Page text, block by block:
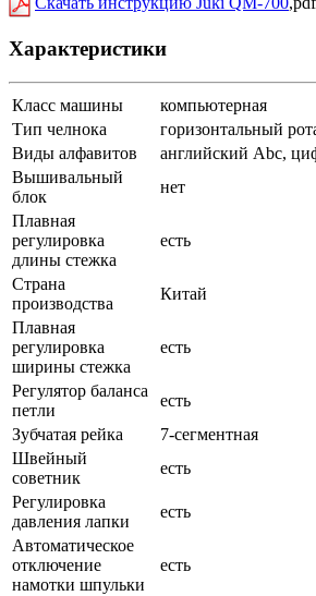
Характеристики
Класс машины
компьютерная
Тип челнока
горизонтальный
Виды алфавитов
английский Abc,
Вышивальный
блок
нет
Плавная
регулировка
длины стежка
есть
Страна
производства
Китай
Плавная
регулировка
ширины стежка
есть
Регулятор баланса
петли
есть
Зубчатая рейка
7-сегментная
Швейный
советник
есть
Регулировка
давления лапки
есть
Автоматическое
отключение
намотки шпульки
есть